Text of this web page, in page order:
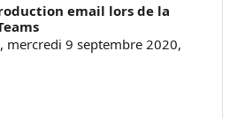
email lors de la
, mercredi 9 septembre 2020,
: 0